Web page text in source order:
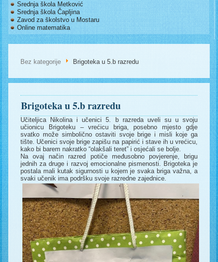
Srednja škola Metković
Srednja škola Čapljina
Zavod za školstvo u Mostaru
Online matematika
Bez kategorije Brigoteka u 5.b razredu
Brigoteka u 5.b razredu
Učiteljica Nikolina i učenici 5. b razreda uveli su u svoju
učionicu Brigoteku – vrećicu briga, posebno mjesto gdje
svatko može simbolično ostaviti svoje brige i misli koje ga
tište. Učenici svoje brige zapišu na papirić i stave ih u vrećicu,
kako bi barem nakratko “olakšali teret” i osjećali se bolje.
Na ovaj način razred potiče međusobno povjerenje, brigu
jednih za druge i razvoj emocionalne pismenosti. Brigoteka je
postala mali kutak sigurnosti u kojem je svaka briga važna, a
svaki učenik ima podršku svoje razredne zajednice.